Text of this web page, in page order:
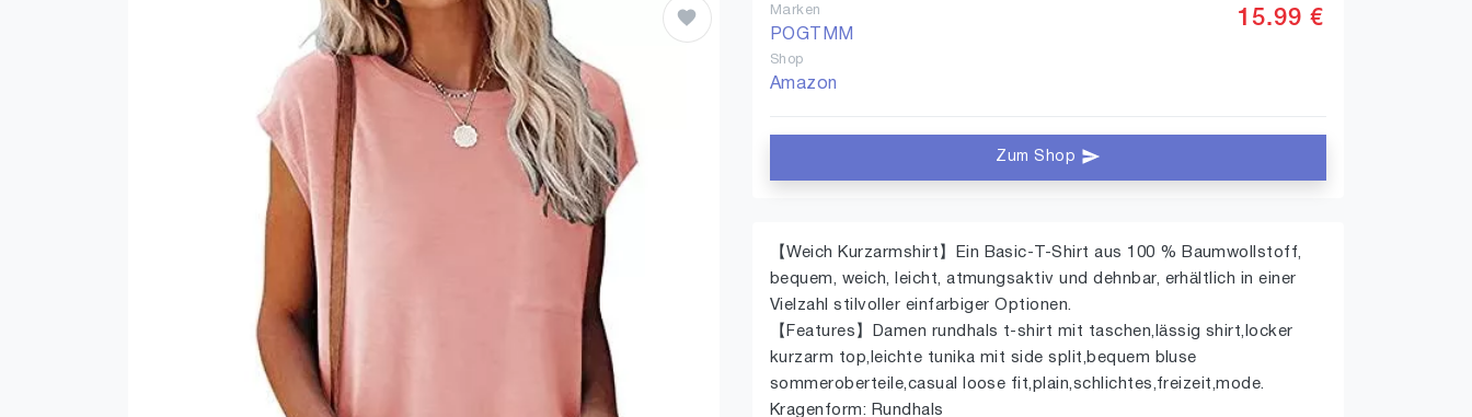
Marken
POGTMM
Shop
Amazon
15.99 €
Zum Shop
【Weich Kurzarmshirt】Ein Basic-T-Shirt aus 100 % Baumwollstoff,
bequem, weich, leicht, atmungsaktiv und dehnbar, erhältlich in einer
Vielzahl stilvoller einfarbiger Optionen.
【Features】Damen rundhals t-shirt mit taschen,lässig shirt,locker
kurzarm top,leichte tunika mit side split,bequem bluse
sommeroberteile,casual loose fit,plain,schlichtes,freizeit,mode.
Kragenform: Rundhals